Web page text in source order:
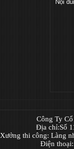
Nội
Công Ty
Địa chỉ:Số
Xưởng thi công: Làng
Điện